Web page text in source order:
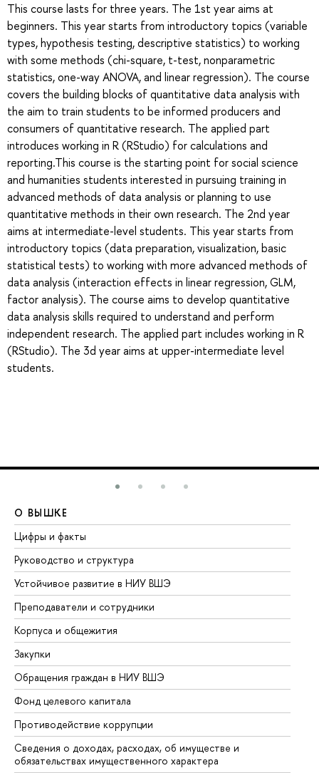
This course lasts for three years. The 1st year aims at
beginners. This year starts from introductory topics (variable
types, hypothesis testing, descriptive statistics) to working
with some methods (chi-square, t-test, nonparametric
statistics, one-way ANOVA, and linear regression). The course
covers the building blocks of quantitative data analysis with
the aim to train students to be informed producers and
consumers of quantitative research. The applied part
introduces working in R (RStudio) for calculations and
reporting.This course is the starting point for social science
and humanities students interested in pursuing training in
advanced methods of data analysis or planning to use
quantitative methods in their own research. The 2nd year
aims at intermediate-level students. This year starts from
introductory topics (data preparation, visualization, basic
statistical tests) to working with more advanced methods of
data analysis (interaction effects in linear regression, GLM,
factor analysis). The course aims to develop quantitative
data analysis skills required to understand and perform
independent research. The applied part includes working in R
(RStudio). The 3d year aims at upper-intermediate level
students.
О ВЫШКЕ
Цифры и факты
Руководство и структура
Устойчивое развитие в НИУ ВШЭ
Преподаватели и сотрудники
Корпуса и общежития
Закупки
Обращения граждан в НИУ ВШЭ
Фонд целевого капитала
Противодействие коррупции
Сведения о доходах, расходах, об имуществе и
обязательствах имущественного характера